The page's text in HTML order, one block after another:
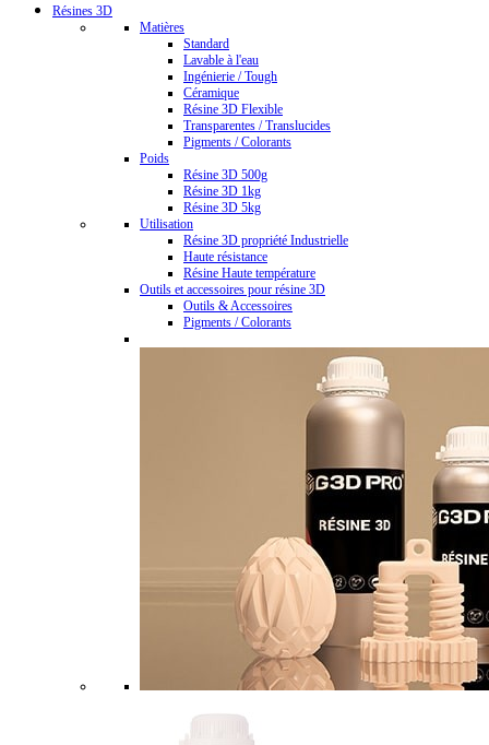
Résines 3D
Matières
Standard
Lavable à l'eau
Ingénierie / Tough
Céramique
Résine 3D Flexible
Transparentes / Translucides
Pigments / Colorants
Poids
Résine 3D 500g
Résine 3D 1kg
Résine 3D 5kg
Utilisation
Résine 3D propriété Industrielle
Haute résistance
Résine Haute température
Outils et accessoires pour résine 3D
Outils & Accessoires
Pigments / Colorants